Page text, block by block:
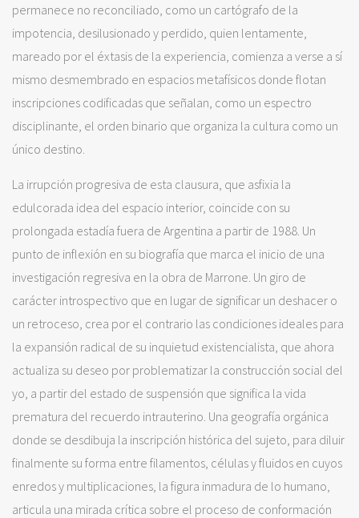
permanece no reconciliado, como un cartógrafo de la
impotencia, desilusionado y perdido, quien lentamente,
mareado por el éxtasis de la experiencia, comienza a verse a sí
mismo desmembrado en espacios metafísicos donde flotan
inscripciones codificadas que señalan, como un espectro
disciplinante, el orden binario que organiza la cultura como un
único destino.
La irrupción progresiva de esta clausura, que asfixia la
edulcorada idea del espacio interior, coincide con su
prolongada estadía fuera de Argentina a partir de 1988. Un
punto de inflexión en su biografía que marca el inicio de una
investigación regresiva en la obra de Marrone. Un giro de
carácter introspectivo que en lugar de significar un deshacer o
un retroceso, crea por el contrario las condiciones ideales para
la expansión radical de su inquietud existencialista, que ahora
actualiza su deseo por problematizar la construcción social del
yo, a partir del estado de suspensión que significa la vida
prematura del recuerdo intrauterino. Una geografía orgánica
donde se desdibuja la inscripción histórica del sujeto, para diluir
finalmente su forma entre filamentos, células y fluidos en cuyos
enredos y multiplicaciones, la figura inmadura de lo humano,
articula una mirada crítica sobre el proceso de conformación